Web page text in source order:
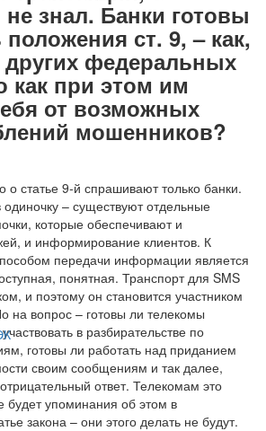
знал. Банки готовы
ст. 9, – как,
федеральных
как при этом им
от возможных
мошенников?
о статье 9-й спрашивают только банки.
– существуют отдельные
которые обеспечивают и
и информирование клиентов. К
передачи информации является
понятная. Транспорт для SMS
и поэтому он становится участником
на вопрос – готовы ли телекомы
в разбирательстве по
готовы ли работать над приданием
своим сообщениям и так далее,
ответ. Телекомам это
будет упоминания об этом в
закона – они этого делать не будут.